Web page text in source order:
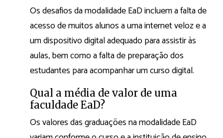
Os desafios da modalidade EaD incluem a falta de
acesso de muitos alunos a uma internet veloz e a
um dispositivo digital adequado para assistir às
aulas, bem como a falta de preparação dos
estudantes para acompanhar um curso digital.
Qual a média de valor de uma
faculdade EaD?
Os valores das graduações na modalidade EaD